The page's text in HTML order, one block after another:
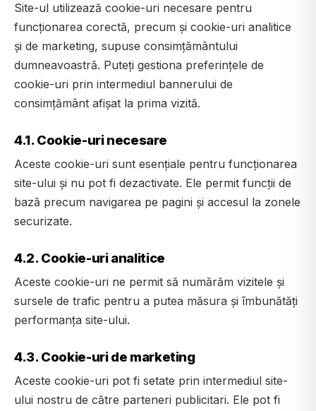
Site-ul utilizează cookie-uri necesare pentru
funcționarea corectă, precum și cookie-uri analitice
și de marketing, supuse consimțământului
dumneavoastră. Puteți gestiona preferințele de
cookie-uri prin intermediul bannerului de
consimțământ afișat la prima vizită.
4.1. Cookie-uri necesare
Aceste cookie-uri sunt esențiale pentru funcționarea
site-ului și nu pot fi dezactivate. Ele permit funcții de
bază precum navigarea pe pagini și accesul la zonele
securizate.
4.2. Cookie-uri analitice
Aceste cookie-uri ne permit să numărăm vizitele și
sursele de trafic pentru a putea măsura și îmbunătăți
performanța site-ului.
4.3. Cookie-uri de marketing
Aceste cookie-uri pot fi setate prin intermediul site-
ului nostru de către parteneri publicitari. Ele pot fi